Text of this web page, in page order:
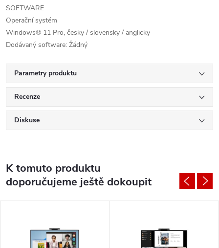
SOFTWARE
Operační systém
Windows® 11 Pro, česky / slovensky / anglicky
Dodávaný software: Žádný
Parametry produktu
Recenze
Diskuse
K tomuto produktu
doporučujeme ještě dokoupit